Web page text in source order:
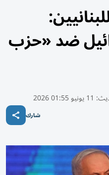
ضد «حزب
11 يونيو 01:55 2026
شارك